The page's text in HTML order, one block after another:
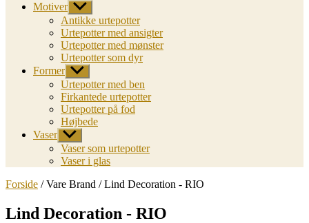
Motiver Vis
undermenu
Antikke urtepotter
Urtepotter med ansigter
Urtepotter med mønster
Urtepotter som dyr
Former Vis
undermenu
Urtepotter med ben
Firkantede urtepotter
Urtepotter på fod
Højbede
Vaser Vis
undermenu
Vaser som urtepotter
Vaser i glas
Forside / Vare Brand / Lind Decoration - RIO
Lind Decoration - RIO